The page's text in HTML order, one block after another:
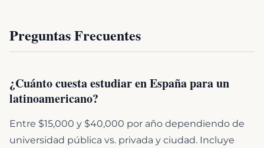
Preguntas Frecuentes
¿Cuánto cuesta estudiar en España para un
latinoamericano?
Entre $15,000 y $40,000 por año dependiendo de
universidad pública vs. privada y ciudad. Incluye